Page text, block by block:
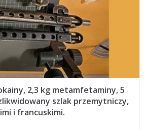
2,3 kg metamfetaminy, 5
szlak przemytniczy,
i francuskimi.